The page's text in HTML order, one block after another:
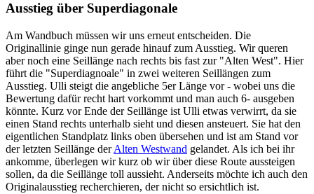
Ausstieg über Superdiagonale
Am Wandbuch müssen wir uns erneut entscheiden. Die
Originallinie ginge nun gerade hinauf zum Ausstieg. Wir queren
aber noch eine Seillänge nach rechts bis fast zur "Alten West". Hier
führt die "Superdiagnoale" in zwei weiteren Seillängen zum
Ausstieg. Ulli steigt die angebliche 5er Länge vor - wobei uns die
Bewertung dafür recht hart vorkommt und man auch 6- ausgeben
könnte. Kurz vor Ende der Seillänge ist Ulli etwas verwirrt, da sie
einen Stand rechts unterhalb sieht und diesen ansteuert. Sie hat den
eigentlichen Standplatz links oben übersehen und ist am Stand vor
der letzten Seillänge derAlten Westwand gelandet. Als ich bei ihr
ankomme, überlegen wir kurz ob wir über diese Route aussteigen
sollen, da die Seillänge toll aussieht. Anderseits möchte ich auch den
Originalausstieg recherchieren, der nicht so ersichtlich ist.